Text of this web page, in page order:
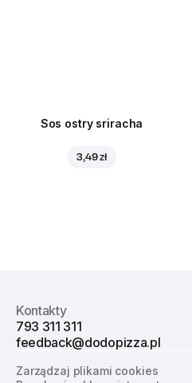
Sos ostry sriracha
3,49 zł
Kontakty
793 311 311
feedback@dodopizza.pl
Zarządzaj plikami cookies